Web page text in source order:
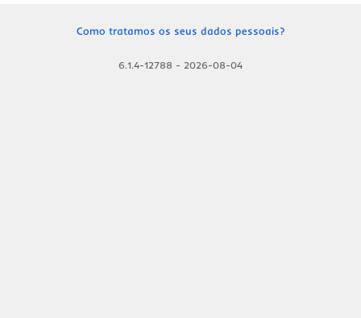
Como tratamos os seus dados pessoais?
6.1.4-12788 - 2026-08-04